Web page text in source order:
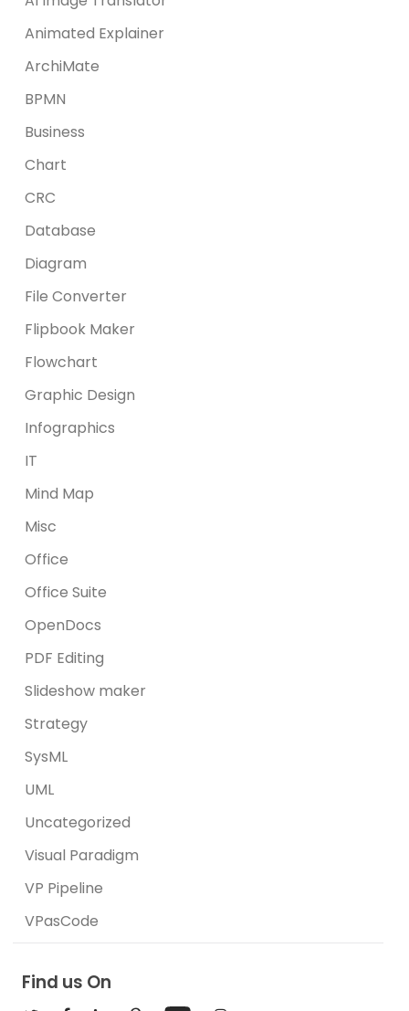
Animated Explainer
ArchiMate
BPMN
Business
Chart
CRC
Database
Diagram
File Converter
Flipbook Maker
Flowchart
Graphic Design
Infographics
IT
Mind Map
Misc
Office
Office Suite
OpenDocs
PDF Editing
Slideshow maker
Strategy
SysML
UML
Uncategorized
Visual Paradigm
VP Pipeline
VPasCode
Find us On